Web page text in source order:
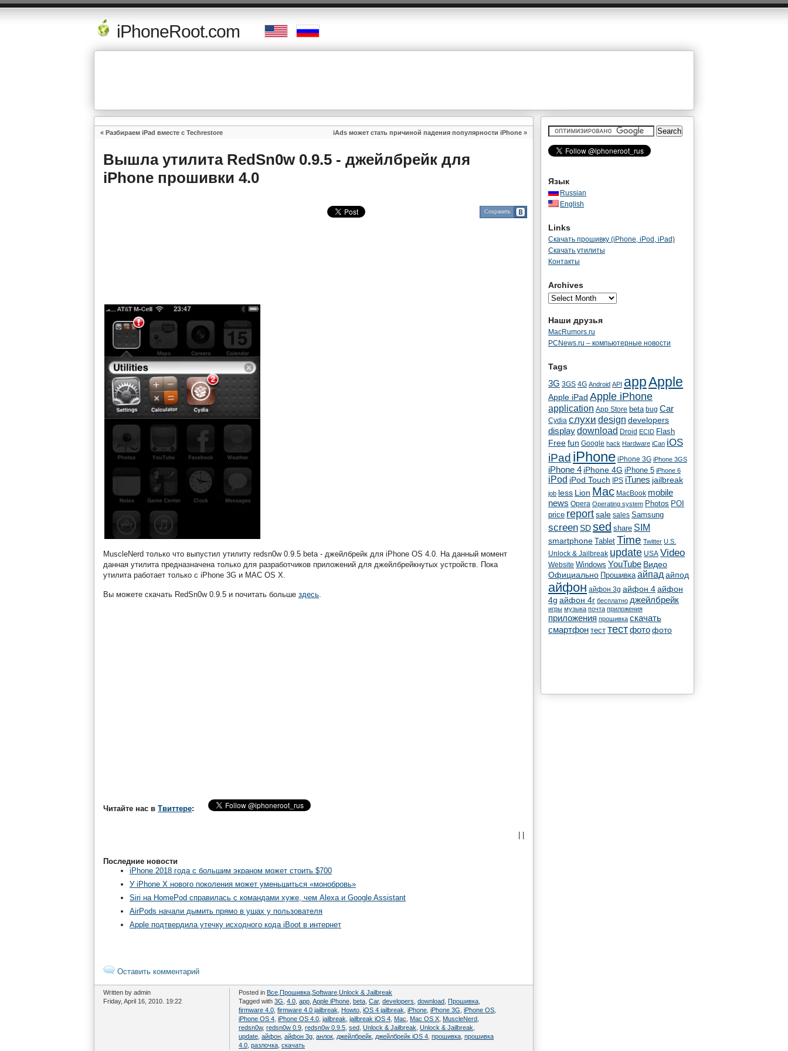
iPhoneRoot.com
« Разбираем iPad вместе с Techrestore iAds может стать причиной падения популярности iPhone »
Вышла утилита RedSn0w 0.9.5 - джейлбрейк для
iPhone прошивки 4.0
Сохранить
MuscleNerd только что выпустил утилиту redsn0w 0.9.5 beta - джейлбрейк для iPhone OS 4.0. На данный момент
данная утилита предназначена только для разработчиков приложений для джейлбрейкнутых устройств. Пока
утилита работает только с iPhone 3G и MAC OS X.
Вы можете скачать RedSn0w 0.9.5 и почитать больше здесь.
Читайте нас в Твиттере:
Последние новости
iPhone 2018 года с большим экраном может стоить $700
У iPhone X нового поколения может уменьшиться «монобровь»
Siri на HomePod справилась с командами хуже, чем Alexa и Google Assistant
AirPods начали дымить прямо в ушах у пользователя
Apple подтвердила утечку исходного кода iBoot в интернет
Оставить комментарий
Written by admin
Friday, April 16, 2010. 19:22
Posted in Все Прошивка Software Unlock & Jailbreak
Tagged with 3G 4.0 app Apple iPhone beta Car, developers download Прошивка
firmware 4.0 firmware 4.0 jailbreak Howto iOS 4 jailbreak iPhone iPhone 3G iPhone OS
iPhone OS 4 iPhone OS 4.0 jailbreak jailbreak iOS 4 Mac Mac OS X MuscleNerd
redsn0w, redsn0w 0.9 redsn0w 0.9.5 sed Unlock & Jailbreak Unlock & Jailbreak
update айфон айфон 3g анлок джейлбрейк джейлбрейк iOS 4 прошивка прошивка
4.0 разлочка скачать
Язык
Russian
English
Links
Скачать прошивку (iPhone, iPod, iPad)
Скачать утилиты
Контакты
Archives
Наши друзья
MacRumors.ru
PCNews.ru – компьютерные новости
Tags
3G 3GS 4G Android API appApple
Apple iPad Apple iPhone
application App Store beta bug Car
Cydia cлухи design developers
displaydownload Droid ECID Flash
Free fun Google hack Hardware iCan iOS
iPad iPhone iPhone 3G iPhone 3GS
iPhone 4 iPhone 4G iPhone 5 iPhone 6
iPod iPod Touch IPS iTunes jailbreak
job less Lion Mac MacBook mobile
news Opera Operating system Photos POI
price reportsale sales Samsung
screen SD sed share SIM
smartphone Tablet Time Twitter U.S.
Unlock & Jailbreak update USA Video
Website Windows YouTube Видео
Официально
Прошивка айпад айпод
айфон айфон 3g айфон 4айфон
4g айфон 4г бесплатно джейлбрейк
игры музыка почта приложения
приложения прошивка скачать
смартфон тест тестфото фото